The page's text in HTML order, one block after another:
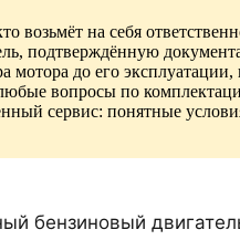
на себя
подтверждённую
мотора до его
вопросы по
сервис: понятные
бензиновый